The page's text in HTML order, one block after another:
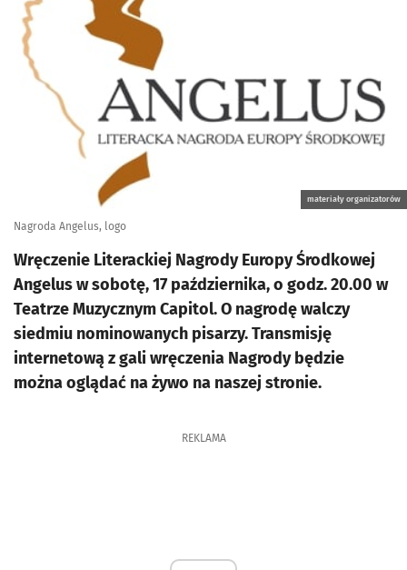
materiały organizatorów
Nagroda Angelus, logo
Wręczenie Literackiej Nagrody Europy Środkowej
Angelus w sobotę, 17 października, o godz. 20.00 w
Teatrze Muzycznym Capitol. O nagrodę walczy
siedmiu nominowanych pisarzy. Transmisję
internetową z gali wręczenia Nagrody będzie
można oglądać na żywo na naszej stronie.
REKLAMA